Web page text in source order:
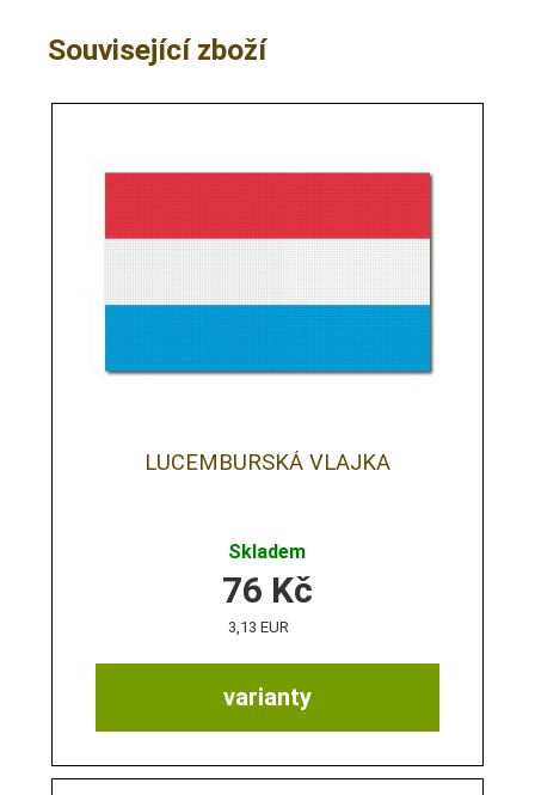
Související zboží
LUCEMBURSKÁ VLAJKA
Skladem
varianty
76 Kč
3,13 EUR